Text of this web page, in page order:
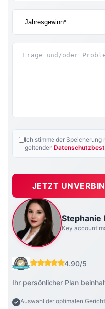
Ich stimme der Speicherung
geltenden
JETZT
Stephanie
Key account
4.90/5
Ihr persönlicher Plan
Auswahl der optimalen